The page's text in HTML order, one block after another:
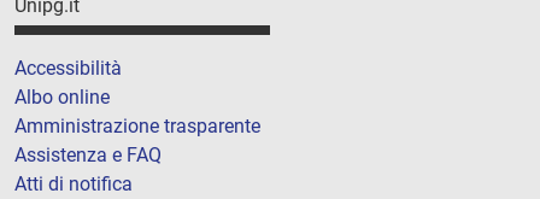
Unipg.it
Accessibilità
Albo online
Amministrazione trasparente
Assistenza e FAQ
Atti di notifica